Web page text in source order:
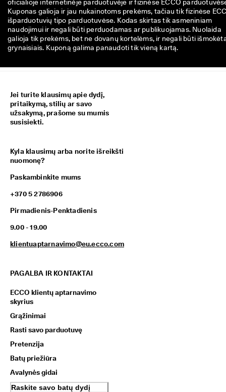
oficialioje internetinėje parduotuvėje ir fizinėse ECCO
Kuponas galioja ir jau nukainotoms prekėms, tačiau tik fizinėse
išparduotuvių tipo parduotuvėse. Kodas skirtas tik asmeniniam
naudojimui ir negali būti perduodamas ar publikuojamas. Nuolaida
galioja tik prekėms, bet ne dovanų kortelėms, ir negali būti
grynaisiais. Kuponą galima panaudoti tik vieną kartą.
Jei turite klausimų apie dydį,
pritaikymą, stilių ar savo
užsakymą, prašome su mumis
susisiekti.
Kyla klausimų arba norite išreikšti
nuomonę?
Paskambinkite mums
+370 5 2786906
Pirmadienis-Penktadienis
9.00 - 19.00
klientuaptarnavimo@eu.ecco.com
PAGALBA IR KONTAKTAI
ECCO klientų aptarnavimo
skyrius
Grąžinimai
Rasti savo parduotuvę
Pretenzija
Batų priežiūra
Avalynės gidai
Raskite savo batų dydį